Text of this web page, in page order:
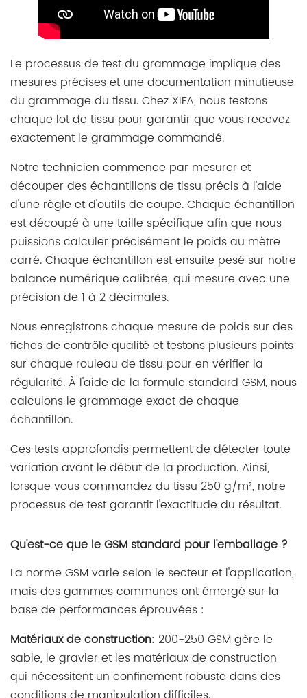
Le processus de test du grammage implique des
mesures précises et une documentation minutieuse
du grammage du tissu. Chez XIFA, nous testons
chaque lot de tissu pour garantir que vous recevez
exactement le grammage commandé.
Notre technicien commence par mesurer et
découper des échantillons de tissu précis à l'aide
d'une règle et d'outils de coupe. Chaque échantillon
est découpé à une taille spécifique afin que nous
puissions calculer précisément le poids au mètre
carré. Chaque échantillon est ensuite pesé sur notre
balance numérique calibrée, qui mesure avec une
précision de 1 à 2 décimales.
Nous enregistrons chaque mesure de poids sur des
fiches de contrôle qualité et testons plusieurs points
sur chaque rouleau de tissu pour en vérifier la
régularité. À l'aide de la formule standard GSM, nous
calculons le grammage exact de chaque
échantillon.
Ces tests approfondis permettent de détecter toute
variation avant le début de la production. Ainsi,
lorsque vous commandez du tissu 250 g/m², notre
processus de test garantit l'exactitude du résultat.
Qu'est-ce que le GSM standard pour l'emballage ?
La norme GSM varie selon le secteur et l'application,
mais des gammes communes ont émergé sur la
base de performances éprouvées :
Matériaux de construction: 200-250 GSM gère le
sable, le gravier et les matériaux de construction
qui nécessitent un confinement robuste dans des